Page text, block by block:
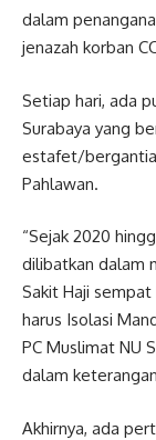
dalam
jenazah korban
Setiap hari, ada
Surabaya yang
estafet/
Pahlawan.
“Sejak 2020
dilibatkan dalam
Sakit Haji
harus Isolasi
PC Muslimat NU
dalam
Akhirnya, ada